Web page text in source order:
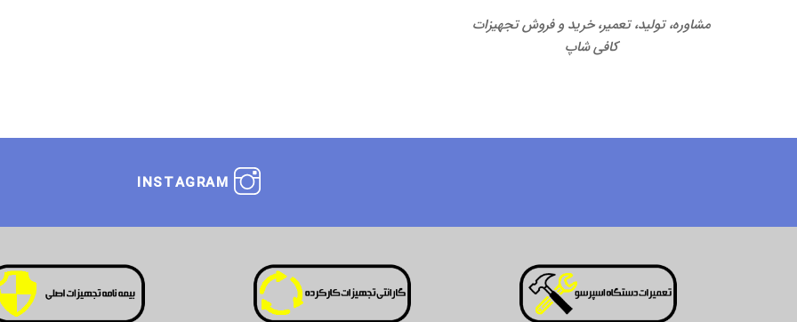
مشاوره، تولید، تعمیر، خرید و فروش تجهیزات
کافی شاپ
INSTAGRAM